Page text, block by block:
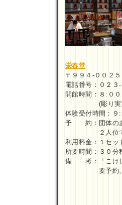
栄春堂
〒９９４-００２
電話番号：０２３
開館時間：８:０
(彫り実演時間
体験受付時間：
予 約：団体のお
２人位であれ
利用料金：１セッ
所要時間：３０分
備 考：「こけし
要予約、所要